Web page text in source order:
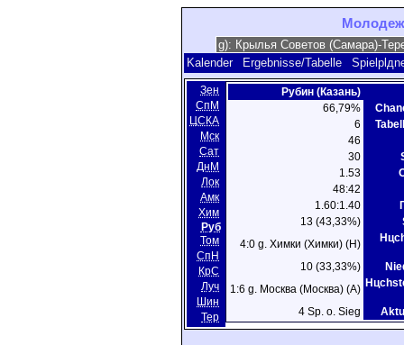
Kalender Ergebnisse/Tabelle
Зен
СпМ
ЦСКА
Мск
Сат
ДнМ
Лок
Амк
Хим
Руб
Том
СпН
КрС
Луч
Шин
Тер
Рубин (Казань)
66,79%
6
46
30
1.53
48:42
1.60:1.40
13 (43,33%)
4:0 g. Химки (Химки) (H)
10 (33,33%)
1:6 g. Москва (Москва) (A)
4 Sp. o. Sieg